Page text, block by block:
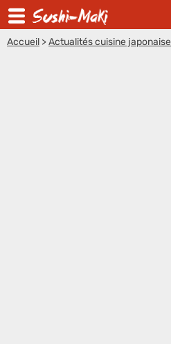
Accueil >Actualités cuisine japonaise